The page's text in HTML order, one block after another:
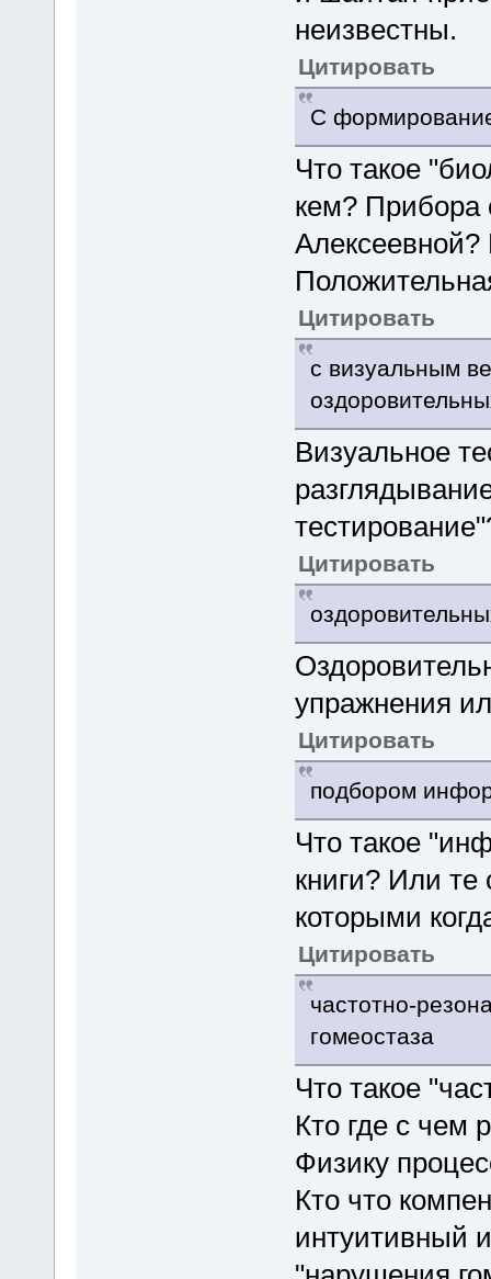
неизвестны.
Цитировать
С
Что такое
кем? Прибора
Алексеевной?
Цитировать
с визуальным
Визуальное
Цитировать
упражнения
Цитировать
подбором
Что такое
книги? Или
которыми
Цитировать
частотно-
гомеостаза
Что такое
Кто где с чем
Физику
Кто что
интуитивный